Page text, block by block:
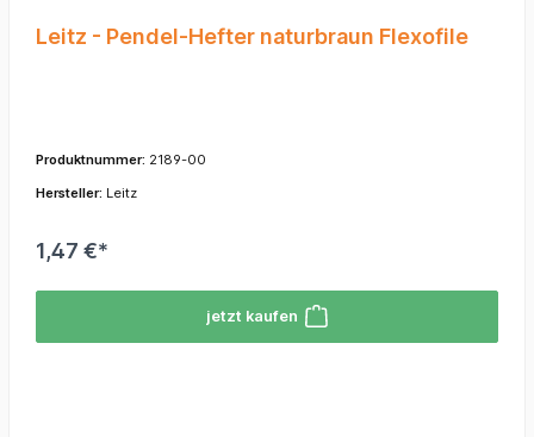
Leitz - Pendel-Hefter naturbraun Flexofile
Produktnummer: 2189-00
Hersteller: Leitz
1,47 €*
jetzt kaufen